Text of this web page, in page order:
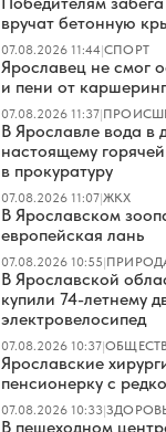
вручат бетонную
07.08.2026 11:44|СПОРТ
Ярославец не смог
и пени от
07.08.2026 11:37|
В Ярославле вода в
настоящему
в прокуратуру
07.08.2026 11:07|ЖКХ
В Ярославском
европейская лань
07.08.2026 10:55|
В Ярославской
купили 74-летнему
электровелосипед
07.08.2026 10:37|
Ярославские
пенсионерку с
07.08.2026 10:33|
В пешеходном